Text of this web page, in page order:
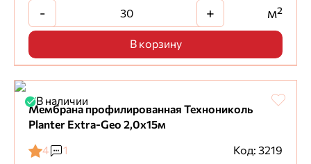
- + м²
В корзину
В наличии
Мембрана профилированная Технониколь
Planter Extra-Geo 2,0х15м
4
1
Код: 3219